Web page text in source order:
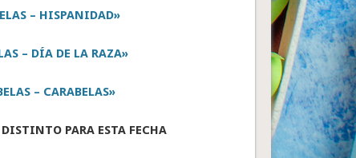
– HISPANIDAD»
– DÍA DE LA RAZA»
– CARABELAS»
DISTINTO PARA ESTA FECHA